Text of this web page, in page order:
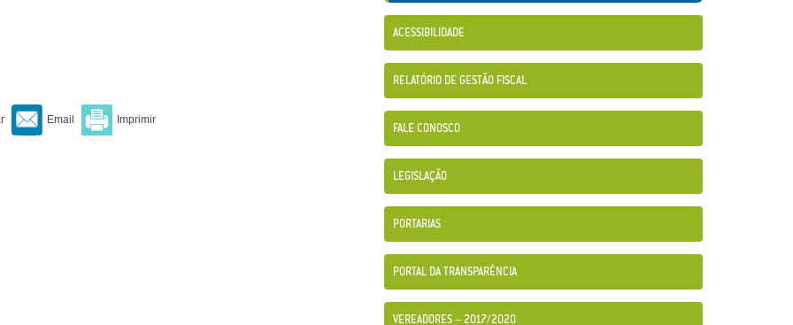
ACESSIBILIDADE
RELATÓRIO DE GESTÃO FISCAL
FALE CONOSCO
LEGISLAÇÃO
PORTARIAS
PORTAL DA TRANSPARÊNCIA
VEREADORES – 2017/2020